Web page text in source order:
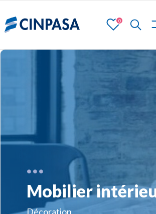
0
Mobilier
Décoration